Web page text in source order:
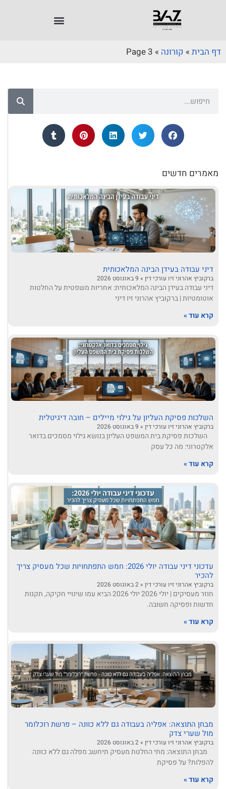
דף הבית » קורונה »
מאמרים חדשים
דיני עבודה בעידן הבינה המלאכותית
ברקוביץ אהרוני זיו עורכי דין
דיני עבודה בעידן הבינה המלאכותית: אחריות משפטית על החלטות
אוטומטיות | ברקוביץ אהרוני זיו דיני
קרא עוד »
השלכות פסיקת העליון על גילוי מיילים – חובה דיגיטלית
ברקוביץ אהרוני זיו עורכי דין
השלכות פסיקת בית המשפט העליון בנושא גילוי מסמכים בדואר
אלקטרוני: מה כל עסק
קרא עוד »
עדכוני דיני עבודה יולי 2026: חמש התפתחויות שכל מעסיק צריך
להכיר
ברקוביץ אהרוני זיו עורכי דין
חוזר מעסיקים | יולי 2026 יולי 2026 הביא עמו שינויי חקיקה, תקנות
חדשות ופסיקה חשובה.
קרא עוד »
מבחן התוצאה: אפליה בעבודה גם ללא כוונה – פרשת רוכלומר
מול שערי צדק
ברקוביץ אהרוני זיו עורכי דין
מבחן התוצאה: מתי החלטת מעסיק תיחשב מפלה גם ללא כוונה
להפלות? על פסיקת
קרא עוד »